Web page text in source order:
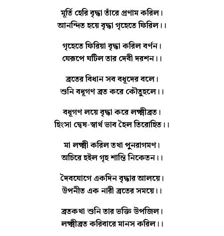
মূর্তি হেরি বৃদ্ধা তাঁরে প্রণাম করিল।
আনন্দিত হয়ে বৃদ্ধা গৃহেতে ফিরিল।।
গৃহেতে ফিরিয়া বৃদ্ধা করিল বর্ণন।
যেরূপে ঘটিল তার দেবী দরশন।।
ব্রতের বিধান সব বধূদের বলে।
শুনি বধূগণ ব্রত করে কৌতুহলে।।
বধূগণ লয়ে বৃদ্ধা করে লক্ষ্মীব্রত।
হিংসা দ্বেষ-স্বার্থ ভাব হৈল তিরোহিত।।
মা লক্ষ্মী করিল তথা পুনরাগমণ।
অচিরে হইল গৃহ শান্তি নিকেতন।।
দৈবযোগে একদিন বৃদ্ধার আলয়ে।
উপনীত এক নারী ব্রতের সময়ে।।
ব্রতকথা শুনি তার ভক্তি উপজিল।
লক্ষ্মীব্রতকরিবারে মানস করিল।।